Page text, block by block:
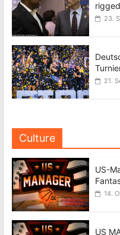
23.
21.
Culture
US-
14.
US